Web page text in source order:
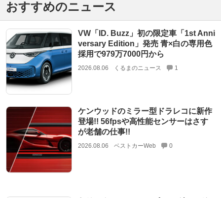
おすすめのニュース
VW「ID. Buzz」初の限定車「1st Anni
versary Edition」発売 青×白の専用色
採用で979万7000円から
2026.08.06 くるまのニュース 1
ケンウッドのミラー型ドラレコに新作
登場!! 56fpsや高性能センサーはさす
が老舗の仕事!!
2026.08.06 ベストカーWeb 0